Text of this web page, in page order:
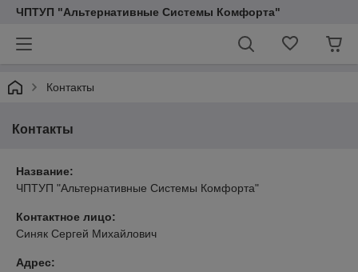
ЧПТУП "Альтернативные Системы Комфорта"
Контакты
Контакты
Название:
ЧПТУП "Альтернативные Системы Комфорта"
Контактное лицо:
Синяк Сергей Михайлович
Адрес: